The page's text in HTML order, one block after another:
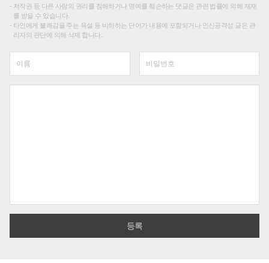
저작권 등 다른 사람의 권리를 침해하거나 명예를 훼손하는 댓글은 관련 법률에 의해 제재
를 받을 수 있습니다.
타인에게 불쾌감을 주는 욕설 등 비하하는 단어가 내용에 포함되거나 인신공격성 글은 관
리자의 판단에 의해 삭제 합니다.